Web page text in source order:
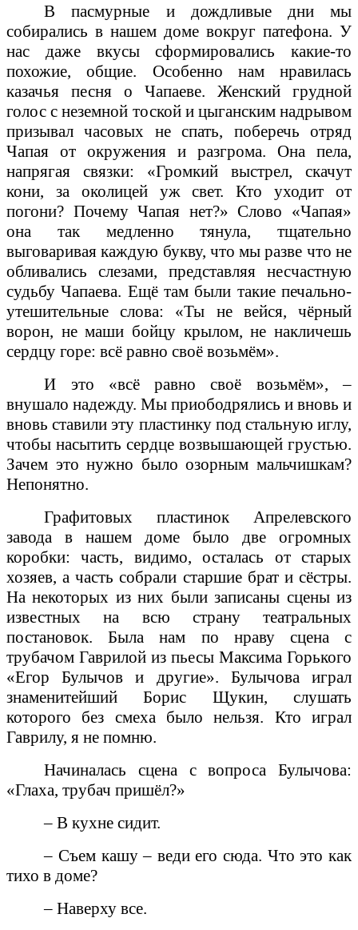
В пасмурные и дождливые дни мы
собирались в нашем доме вокруг патефона. У
нас даже вкусы сформировались какие-то
похожие, общие. Особенно нам нравилась
казачья песня о Чапаеве. Женский грудной
голос с неземной тоской и цыганским надрывом
призывал часовых не спать, поберечь отряд
Чапая от окружения и разгрома. Она пела,
напрягая связки: «Громкий выстрел, скачут
кони, за околицей уж свет. Кто уходит от
погони? Почему Чапая нет?» Слово «Чапая»
она так медленно тянула, тщательно
выговаривая каждую букву, что мы разве что не
обливались слезами, представляя несчастную
судьбу Чапаева. Ещё там были такие печально-
утешительные слова: «Ты не вейся, чёрный
ворон, не маши бойцу крылом, не накличешь
сердцу горе: всё равно своё возьмём».
И это «всё равно своё возьмём», –
внушало надежду. Мы приободрялись и вновь и
вновь ставили эту пластинку под стальную иглу,
чтобы насытить сердце возвышающей грустью.
Зачем это нужно было озорным мальчишкам?
Непонятно.
Графитовых пластинок Апрелевского
завода в нашем доме было две огромных
коробки: часть, видимо, осталась от старых
хозяев, а часть собрали старшие брат и сёстры.
На некоторых из них были записаны сцены из
известных на всю страну театральных
постановок. Была нам по нраву сцена с
трубачом Гаврилой из пьесы Максима Горького
«Егор Булычов и другие». Булычова играл
знаменитейший Борис Щукин, слушать
которого без смеха было нельзя. Кто играл
Гаврилу, я не помню.
Начиналась сцена с вопроса Булычова:
«Глаха, трубач пришёл?»
– В кухне сидит.
– Съем кашу – веди его сюда. Что это как
тихо в доме?
– Наверху все.